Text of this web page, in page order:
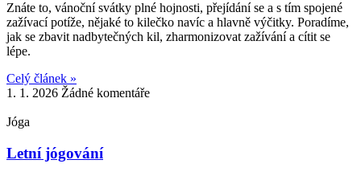
Znáte to, vánoční svátky plné hojnosti, přejídání se a s tím spojené
zažívací potíže, nějaké to kilečko navíc a hlavně výčitky. Poradíme,
jak se zbavit nadbytečných kil, zharmonizovat zažívání a cítit se
lépe.
Celý článek »
1. 1. 2026 Žádné komentáře
Jóga
Letní jógování